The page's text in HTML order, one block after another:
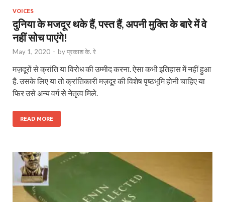
VOICES
दुनिया के मजदूर थके हैं, पस्त हैं, अपनी मुक्ति के बारे में वे
नहीं सोच पाएंगे!
May 1, 2020 - byप्रकाश के. रे
मज़दूरों से क्रांति या विरोध की उम्मीद करना. ऐसा कभी इतिहास में नहीं हुआ
है. उसके लिए या तो क्रांतिकारी मज़दूर की विशेष पृष्ठभूमि होनी चाहिए या
फिर उसे अन्य वर्ग से नेतृत्व मिले.
READ MORE